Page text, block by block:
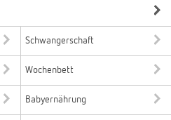
Schwangerschaft
Wochenbett
Babyernährung